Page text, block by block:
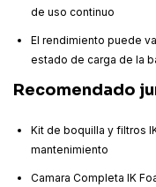
de uso continuo
El rendimiento puede
estado de carga de la
Recomendado
Kit de boquilla y filtros
mantenimiento
Camara Completa IK